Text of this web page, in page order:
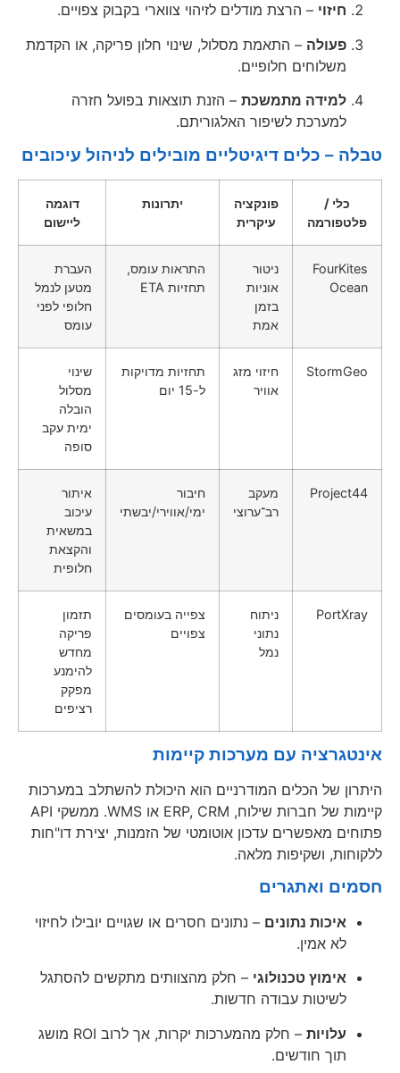
חיזוי – הרצת מודלים לזיהוי צווארי בקבוק צפויים.
פעולה – התאמת מסלול, שינוי חלון פריקה, או הקדמת
משלוחים חלופיים.
למידה מתמשכת – הזנת תוצאות בפועל חזרה
למערכת לשיפור האלגוריתם.
טבלה – כלים דיגיטליים מובילים לניהול עיכובים
כלי /
פלטפורמה
פונקציה
עיקרית
יתרונות
דוגמה
ליישום
FourKites
Ocean
ניטור
אוניות
בזמן
אמת
התראות עומס,
תחזיות ETA
העברת
מטען לנמל
חלופי לפני
עומס
StormGeo
חיזוי מזג
אוויר
תחזיות מדויקות
ל-15 יום
שינוי
מסלול
הובלה
ימית עקב
סופה
Project44
מעקב
רב־ערוצי
חיבור
ימי/אווירי/יבשתי
איתור
עיכוב
במשאית
והקצאת
חלופית
PortXray
ניתוח
נתוני
נמל
צפייה בעומסים
צפויים
תזמון
פריקה
מחדש
להימנע
מפקק
רציפים
אינטגרציה עם מערכות קיימות
היתרון של הכלים המודרניים הוא היכולת להשתלב במערכות
קיימות של חברות שילוח, ERP, CRM או WMS. ממשקי API
פתוחים מאפשרים עדכון אוטומטי של הזמנות, יצירת דו"חות
ללקוחות, ושקיפות מלאה.
חסמים ואתגרים
איכות נתונים – נתונים חסרים או שגויים יובילו לחיזוי
לא אמין.
אימוץ טכנולוגי – חלק מהצוותים מתקשים להסתגל
לשיטות עבודה חדשות.
עלויות
– חלק מהמערכות יקרות, אך לרוב ROI מושג
תוך חודשים.